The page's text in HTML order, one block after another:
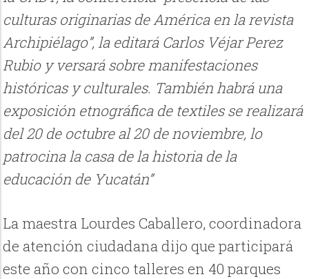
culturas originarias de América en la revista
Archipiélago”, la editará Carlos Véjar Perez
Rubio y versará sobre manifestaciones
históricas y culturales. También habrá una
exposición etnográfica de textiles se realizará
del 20 de octubre al 20 de noviembre, lo
patrocina la casa de la historia de la
educación de Yucatán”
La maestra Lourdes Caballero, coordinadora
de atención ciudadana dijo que participará
este año con cinco talleres en 40 parques